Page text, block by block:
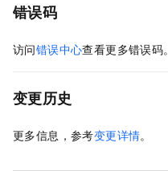
错误码
访问错误中心查看更多错误码。
变更历史
更多信息，参考变更详情。